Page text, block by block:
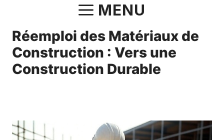
contenu
MENU
Réemploi des Matériaux de
Construction : Vers une
Construction Durable